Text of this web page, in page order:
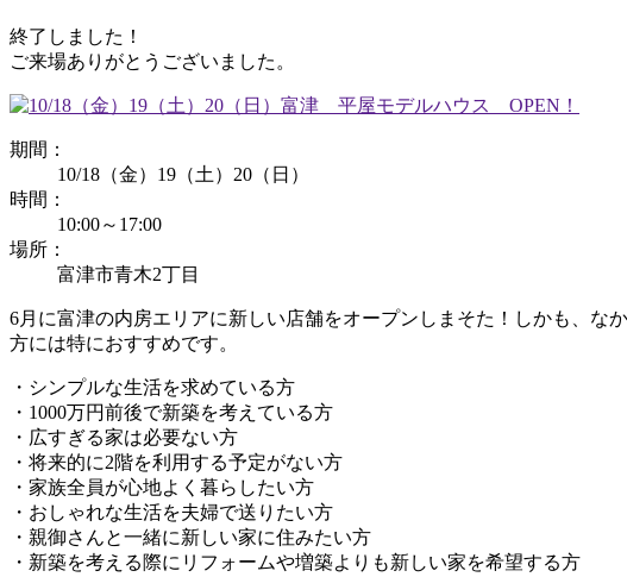
終了しました！
ご来場ありがとうございました。
期間：
10/18（金）19（土）20（日）
時間：
10:00～17:00
場所：
富津市青木2丁目
6月に富津の内房エリアに新しい店舗をオープンしまそた！しかも、
方には特におすすめです。
・シンプルな生活を求めている方
・1000万円前後で新築を考えている方
・広すぎる家は必要ない方
・将来的に2階を利用する予定がない方
・家族全員が心地よく暮らしたい方
・おしゃれな生活を夫婦で送りたい方
・親御さんと一緒に新しい家に住みたい方
・新築を考える際にリフォームや増築よりも新しい家を希望する方